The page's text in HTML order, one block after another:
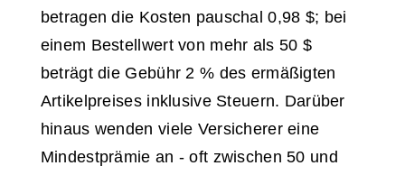
betragen die Kosten pauschal 0,98 $; bei
einem Bestellwert von mehr als 50 $
beträgt die Gebühr 2 % des ermäßigten
Artikelpreises inklusive Steuern. Darüber
hinaus wenden viele Versicherer eine
Mindestprämie an - oft zwischen 50 und